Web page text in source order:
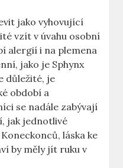
jako vyhovující
vzít v úvahu osobní
alergií i na plemena
jako je Sphynx
důležité, je
období a
se nadále zabývají
jak jednotlivé
láska ke
by měly jít ruku v